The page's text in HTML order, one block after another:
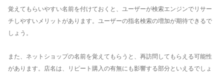
覚えてもらいやすい名前を付けておくと、ユーザーが検索エンジンでリサー
チしやすいメリットがあります。ユーザーの指名検索の増加が期待できるで
しょう。
また、ネットショップの名前を覚えてもらうと、再訪問してもらえる可能性
があります。店名は、リピート購入の有無にも影響する部分といえるでしょ